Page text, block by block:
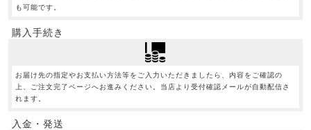
も可能です。
購入手続き
お届け先の指定やお支払い方法等をご入力いただきましたら、内容をご確認の
上、ご注文完了ページへお進みください。当店より受付確認メールが自動配信さ
れます。
入金・発送